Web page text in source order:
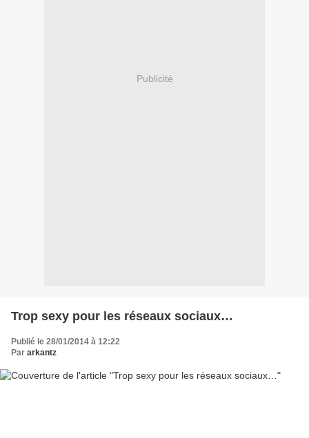
Publicité
Trop sexy pour les réseaux sociaux…
Publié le 28/01/2014 à 12:22
Par arkantz